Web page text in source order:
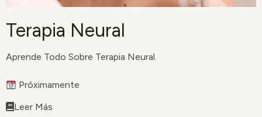
Terapia Neural
Aprende Todo Sobre Terapia Neural.
Próximamente
Leer Más